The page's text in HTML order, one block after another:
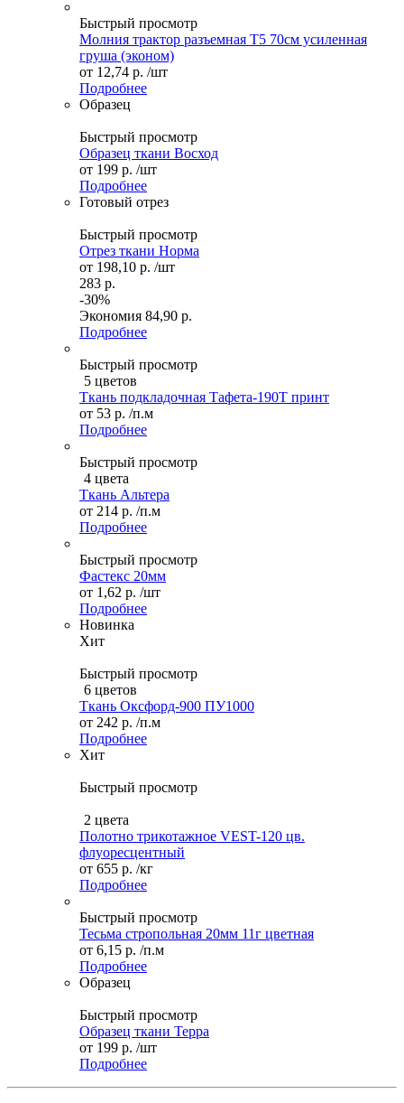
Быстрый просмотр
Молния трактор разъемная Т5 70см усиленная
груша (эконом)
от 12,74 р. /шт
Подробнее
Образец
Быстрый просмотр
Образец ткани Восход
от 199 р. /шт
Подробнее
Готовый отрез
Быстрый просмотр
Отрез ткани Норма
от 198,10 р. /шт
283 р.
-30%
Экономия 84,90 р.
Подробнее
Быстрый просмотр
5 цветов
Ткань подкладочная Тафета-190Т принт
от 53 р. /п.м
Подробнее
Быстрый просмотр
4 цвета
Ткань Альтера
от 214 р. /п.м
Подробнее
Быстрый просмотр
Фастекс 20мм
от 1,62 р. /шт
Подробнее
Новинка
Хит
Быстрый просмотр
6 цветов
Ткань Оксфорд-900 ПУ1000
от 242 р. /п.м
Подробнее
Хит
Быстрый просмотр
2 цвета
Полотно трикотажное VEST-120 цв.
флуоресцентный
от 655 р. /кг
Подробнее
Быстрый просмотр
Тесьма стропольная 20мм 11г цветная
от 6,15 р. /п.м
Подробнее
Образец
Быстрый просмотр
Образец ткани Терра
от 199 р. /шт
Подробнее